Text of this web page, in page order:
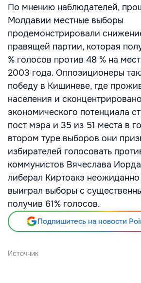
По мнению наблюдателей,
Молдавии местные выборы
продемонстрировали
правящей партии, которая
% голосов против 48 % на
2003 года. Оппозиционеры
победу в Кишиневе, где
населения и
экономического потенциала
пост мэра и 35 из 51 места в
втором туре выборов они
избирателей голосовать
коммунистов Вячеслава
либерал Киртоакэ
выиграл выборы с
получив 61% голосов.
Подпишитесь на новости
Источник